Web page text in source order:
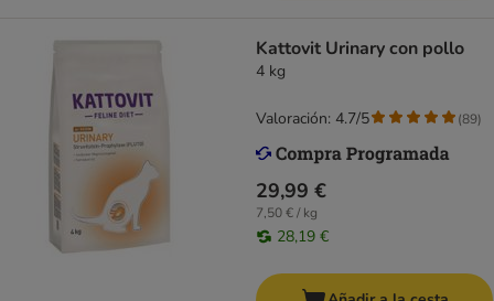
Kattovit Urinary con pollo
4 kg
29,99 €
7,50 € / kg
28,19 €
Valoración: 4.7/5 (89)